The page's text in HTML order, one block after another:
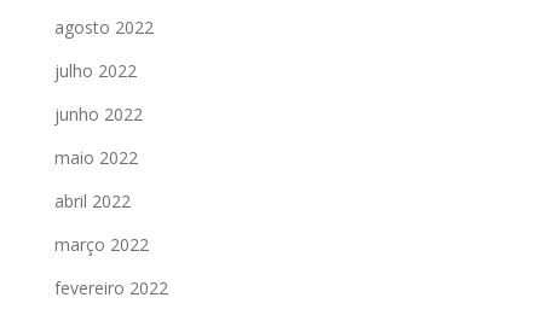
agosto 2022
julho 2022
junho 2022
maio 2022
abril 2022
março 2022
fevereiro 2022